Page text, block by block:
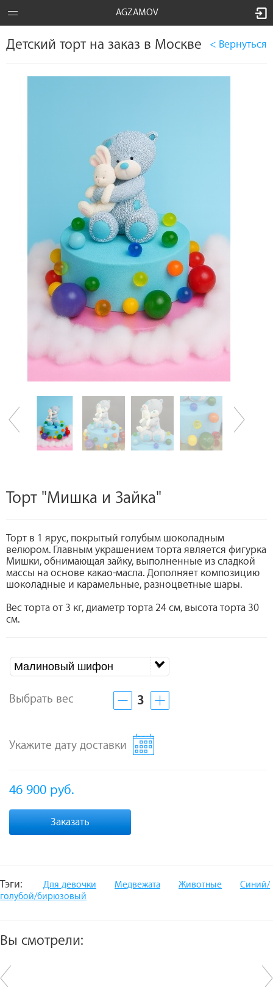
AGZAMOV
Детский торт на заказ в Москве < Вернуться
Торт "Мишка и Зайка"
Торт в 1 ярус, покрытый голубым шоколадным
велюром. Главным украшением торта является фигурка
Мишки, обнимающая зайку, выполненные из сладкой
массы на основе какао-масла. Дополняет композицию
шоколадные и карамельные, разноцветные шары.
Вес торта от 3 кг, диаметр торта 24 см, высота торта 30
см.
Малиновый шифон
Выбрать вес 3
Укажите дату доставки
46 900 руб.
Заказать
Тэги: Для девочки Медвежата Животные
Синий/
голубой/бирюзовый
Вы смотрели: